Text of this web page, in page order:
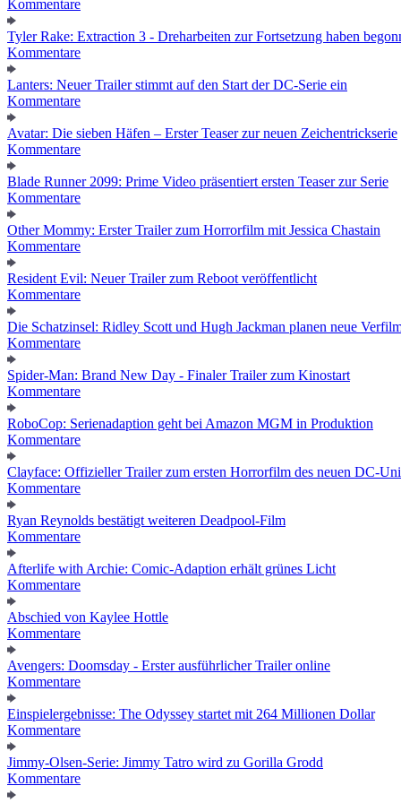
Kommentare
Tyler Rake: Extraction 3 - Dreharbeiten zur Fortsetzung haben
Kommentare
Lanters: Neuer Trailer stimmt auf den Start der DC-Serie ein
Kommentare
Avatar: Die sieben Häfen – Erster Teaser zur neuen Zeichentrickserie
Kommentare
Blade Runner 2099: Prime Video präsentiert ersten Teaser zur Serie
Kommentare
Other Mommy: Erster Trailer zum Horrorfilm mit Jessica Chastain
Kommentare
Resident Evil: Neuer Trailer zum Reboot veröffentlicht
Kommentare
Die Schatzinsel: Ridley Scott und Hugh Jackman planen neue
Kommentare
Spider-Man: Brand New Day - Finaler Trailer zum Kinostart
Kommentare
RoboCop: Serienadaption geht bei Amazon MGM in Produktion
Kommentare
Clayface: Offizieller Trailer zum ersten Horrorfilm des neuen DC-
Kommentare
Ryan Reynolds bestätigt weiteren Deadpool-Film
Kommentare
Afterlife with Archie: Comic-Adaption erhält grünes Licht
Kommentare
Abschied von Kaylee Hottle
Kommentare
Avengers: Doomsday - Erster ausführlicher Trailer online
Kommentare
Einspielergebnisse: The Odyssey startet mit 264 Millionen Dollar
Kommentare
Jimmy-Olsen-Serie: Jimmy Tatro wird zu Gorilla Grodd
Kommentare